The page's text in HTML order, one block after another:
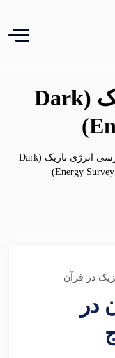
بررسی انرژی تاریک (Dark
بررسی انرژی تاریک (Dark
Energy Survey)
در قرآن
در